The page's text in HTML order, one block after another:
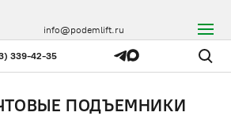
339-42-35
info@podemlift.ru
ПОДЪЕМНИКИ